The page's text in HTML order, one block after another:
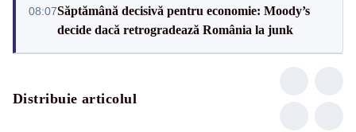
08:07Săptămână decisivă pentru economie: Moody’s
decide dacă retrogradează România la junk
Distribuie articolul